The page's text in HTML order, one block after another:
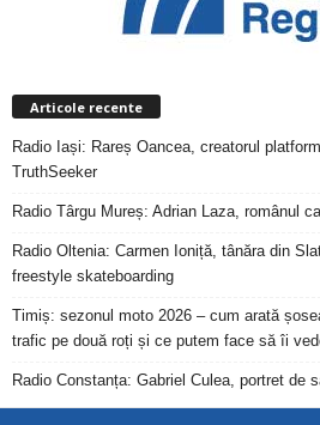
Articole recente
Radio Iași: Rareș Oancea, creatorul
TruthSeeker
Radio Târgu Mureș: Adrian Laza, românul
Radio Oltenia: Carmen Ioniță, tânăra din
freestyle skateboarding
Timiș: sezonul moto 2026 – cum arată
trafic pe două roți și ce putem face să îi
Radio Constanța: Gabriel Culea, portret de